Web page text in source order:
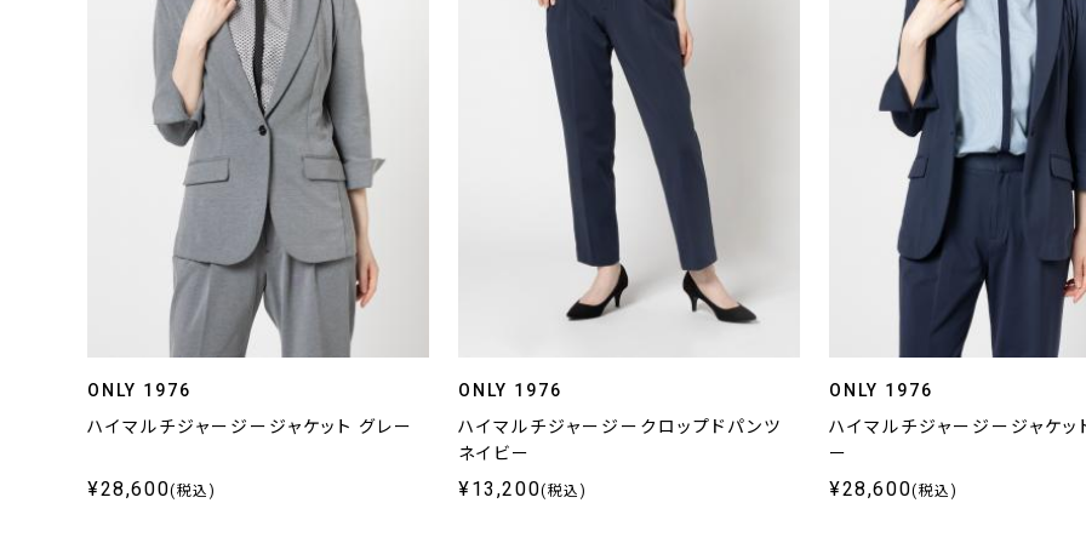
ONLY 1976
ハイマルチジャージージャケット グレー
¥28,600(税込)
ONLY 1976
ハイマルチジャージークロップドパンツ
ネイビー
¥13,200(税込)
ONLY 1976
ハイマルチジャージージャケッ
ー
¥28,600(税込)